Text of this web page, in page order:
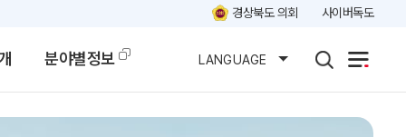
경상북도 의회 사이버독도
분야별정보 LANGUAGE